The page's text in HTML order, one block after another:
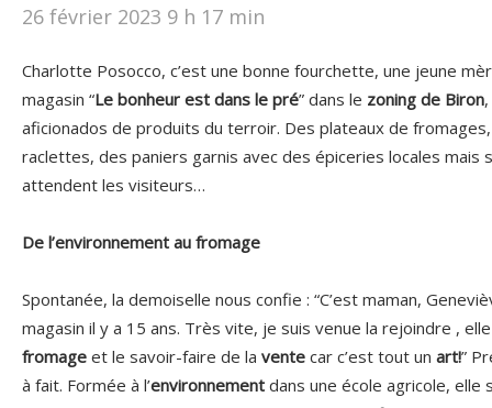
26 février 2023 9 h 17 min
Charlotte Posocco, c’est une bonne fourchette, une jeune
magasin “Le bonheur est dans le pré” dans le zoning de Biron
aficionados de produits du terroir. Des plateaux de
raclettes, des paniers garnis avec des épiceries locales mais
attendent les visiteurs…
De l’environnement au fromage
Spontanée, la demoiselle nous confie : “C’est maman,
magasin il y a 15 ans. Très vite, je suis venue la rejoindre ,
fromage et le savoir-faire de la vente car c’est tout un art!”
à fait. Formée à l’environnement dans une école agricole, elle